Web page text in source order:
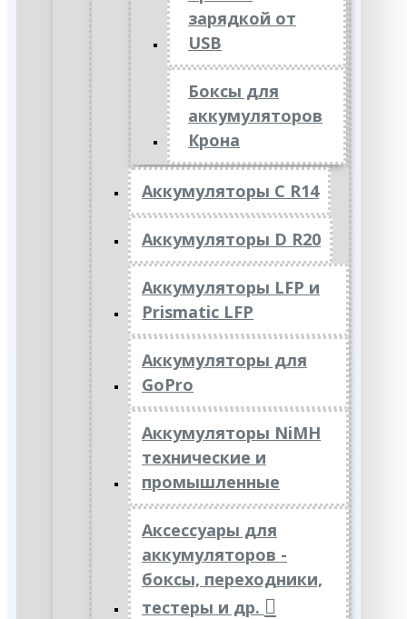
зарядкой от
USB
Боксы для
аккумуляторов
Крона
Аккумуляторы C R14
Аккумуляторы D R20
Аккумуляторы LFP и
Prismatic LFP
Аккумуляторы для
GoPro
Аккумуляторы NiMH
технические и
промышленные
Аксессуары для
аккумуляторов -
боксы, переходники,
тестеры и др.